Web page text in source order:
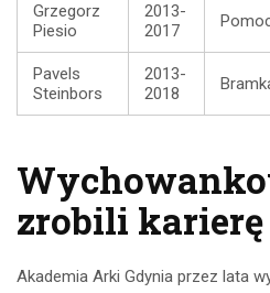
Grzegorz
Piesio
2013-
2017
Pavels
Steinbors
2013-
2018
zrobili karierę
Akademia Arki Gdynia przez lata